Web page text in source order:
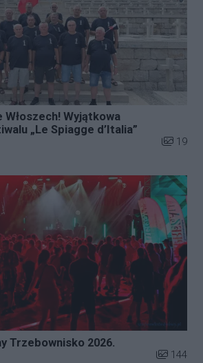
Włoszech! Wyjątkowa
„Le Spiagge d’Italia”
Liczba
19
Trzebownisko 2026.
Liczba
144